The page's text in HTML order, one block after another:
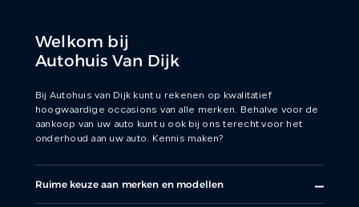
Welkom bij
Autohuis Van Dijk
Bij Autohuis van Dijk kunt u rekenen op kwalitatief
hoogwaardige occasions van alle merken. Behalve voor de
aankoop van uw auto kunt u ook bij ons terecht voor het
onderhoud aan uw auto. Kennis maken?
Ruime keuze aan merken en modellen